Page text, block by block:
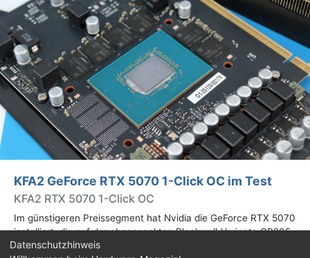
KFA2 GeForce RTX 5070 1-Click OC im Test
KFA2 RTX 5070 1-Click OC
Im günstigeren Preissegment hat Nvidia die GeForce RTX 5070
installiert, die auf der abgespeckten Blackwell-Variante GB205
basiert. Wir haben uns ein Custom-Design von Hersteller KFA2
Datenschutzhinweis